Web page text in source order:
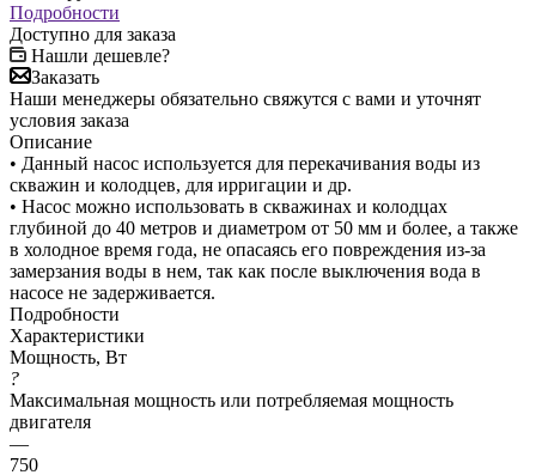
Подробности
Доступно для заказа
Нашли дешевле?
Заказать
Наши менеджеры обязательно свяжутся с вами и уточнят
условия заказа
Описание
• Данный насос используется для перекачивания воды из
скважин и колодцев, для ирригации и др.
• Насос можно использовать в скважинах и колодцах
глубиной до 40 метров и диаметром от 50 мм и более, а также
в холодное время года, не опасаясь его повреждения из-за
замерзания воды в нем, так как после выключения вода в
насосе не задерживается.
Подробности
Характеристики
Мощность, Вт
?
Максимальная мощность или потребляемая мощность
двигателя
—
750